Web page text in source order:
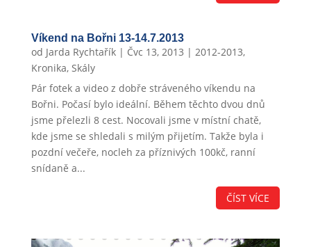
Víkend na Bořni 13-14.7.2013
od Jarda Rychtařík| Čvc 13, 2013 | 2012-2013,
Kronika, Skály
Pár fotek a video z dobře stráveného víkendu na
Bořni. Počasí bylo ideální. Během těchto dvou dnů
jsme přelezli 8 cest. Nocovali jsme v místní chatě,
kde jsme se shledali s milým přijetím. Takže byla i
pozdní večeře, nocleh za příznivých 100kč, ranní
snídaně a...
ČÍST VÍCE